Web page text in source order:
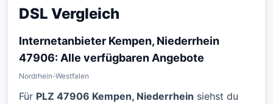
DSL Vergleich
Internetanbieter Kempen, Niederrhein
47906: Alle verfügbaren Angebote
Nordrhein-Westfalen
Für PLZ 47906 Kempen, Niederrhein siehst du